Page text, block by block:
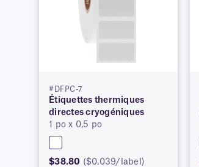
#DFPC-7
Étiquettes thermiques
directes cryogéniques
1 po x 0,5 po
$38.80 ($0.039/label)